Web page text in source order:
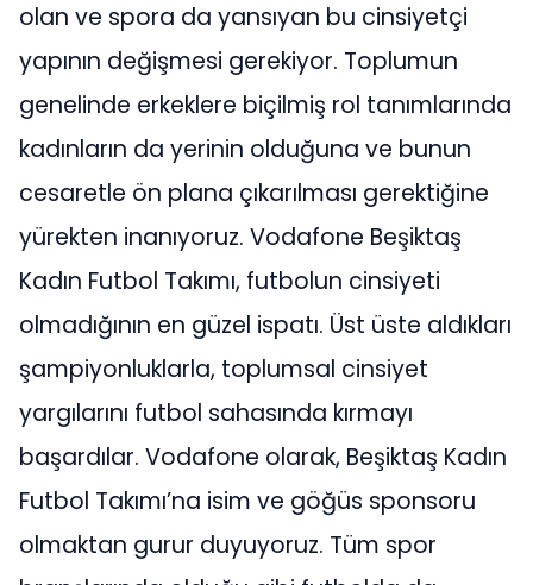
olan ve spora da yansıyan bu cinsiyetçi
yapının değişmesi gerekiyor. Toplumun
genelinde erkeklere biçilmiş rol tanımlarında
kadınların da yerinin olduğuna ve bunun
cesaretle ön plana çıkarılması gerektiğine
yürekten inanıyoruz. Vodafone Beşiktaş
Kadın Futbol Takımı, futbolun cinsiyeti
olmadığının en güzel ispatı. Üst üste aldıkları
şampiyonluklarla, toplumsal cinsiyet
yargılarını futbol sahasında kırmayı
başardılar. Vodafone olarak, Beşiktaş Kadın
Futbol Takımı’na isim ve göğüs sponsoru
olmaktan gurur duyuyoruz. Tüm spor